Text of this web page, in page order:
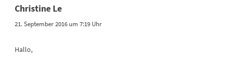
Christine Le
21. September 2016 um 7:19 Uhr
Hallo,